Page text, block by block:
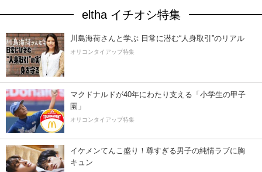
eltha イチオシ特集
川島海荷さんと学ぶ 日常に潜む“人身取引”のリアル
オリコンタイアップ特集
マクドナルドが40年にわたり支える「小学生の甲子
園」
オリコンタイアップ特集
イケメンてんこ盛り！尊すぎる男子の純情ラブに胸
キュン